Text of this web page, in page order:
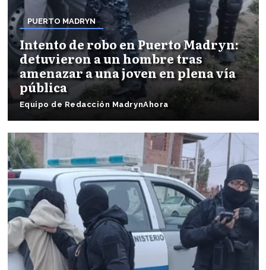
PUERTO MADRYN
Intento de robo en Puerto Madryn:
detuvieron a un hombre tras
amenazar a una joven en plena vía
pública
Equipo de Redacción MadrynAhora